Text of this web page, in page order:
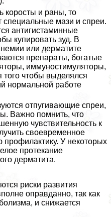
коросты и раны, то
мази и спреи.
антигистаминные
купировать зуд. В
или дерматите
препараты, богатые
иммуностимуляторы,
чтобы выделялся
нормальной работе
отпугивающие спреи,
Важно помнить, что
чувствительность к
своевременное
профилактику. У некоторых
протекание
дерматита.
риски развития
оправданно, так как
и снижается